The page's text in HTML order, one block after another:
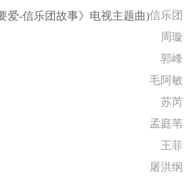
爱-信乐团故事》电视主题曲)信乐团
周璇
郭峰
毛阿敏
苏芮
孟庭苇
王菲
屠洪纲